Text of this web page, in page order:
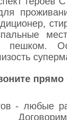
- любые